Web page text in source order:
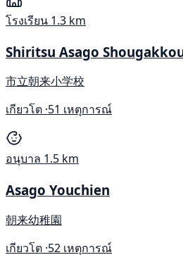
โรงเรียน 1.3 km
Shiritsu Asago
市立朝来小学校
เกียวโต ·51 เหตุการณ์
อนุบาล 1.5 km
Asago Youchien
朝来幼稚園
เกียวโต ·52 เหตุการณ์